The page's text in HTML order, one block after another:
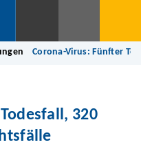
Corona-Virus: Fünfter
320